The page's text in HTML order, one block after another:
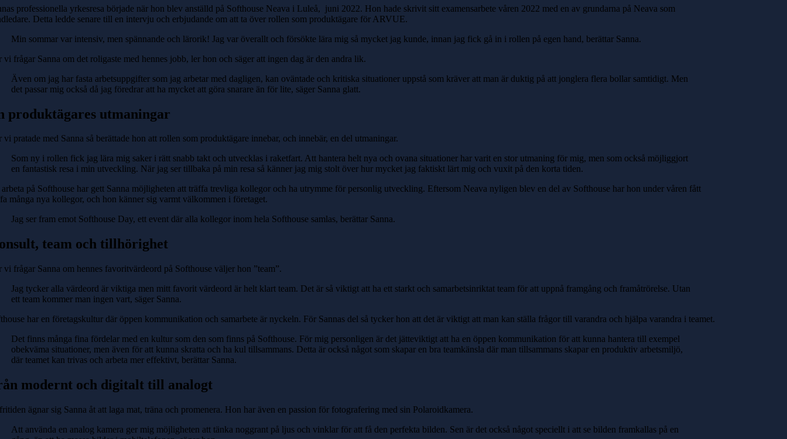
professionella yrkesresa började när hon blev anställd på Softhouse Neava i Luleå, juni 2022. Hon hade skrivit sitt examensarbete våren 2022 med en av grundarna på Neava som
Detta ledde senare till en intervju och erbjudande om att ta över rollen som produktägare för ARVUE.
Min sommar var intensiv, men spännande och lärorik! Jag var överallt och försökte lära mig så mycket jag kunde, innan jag fick gå in i rollen på egen hand, berättar Sanna.
vi frågar Sanna om det roligaste med hennes jobb, ler hon och säger att ingen dag är den andra lik.
Även om jag har fasta arbetsuppgifter som jag arbetar med dagligen, kan oväntade och kritiska situationer uppstå som kräver att man är duktig på att jonglera flera bollar samtidigt. Men
det passar mig också då jag föredrar att ha mycket att göra snarare än för lite, säger Sanna glatt.
produktägares utmaningar
vi pratade med Sanna så berättade hon att rollen som produktägare innebar, och innebär, en del utmaningar.
Som ny i rollen fick jag lära mig saker i rätt snabb takt och utvecklas i raketfart. Att hantera helt nya och ovana situationer har varit en stor utmaning för mig, men som också möjliggjort
en fantastisk resa i min utveckling. När jag ser tillbaka på min resa så känner jag mig stolt över hur mycket jag faktiskt lärt mig och vuxit på den korta tiden.
på Softhouse har gett Sanna möjligheten att träffa trevliga kollegor och ha utrymme för personlig utveckling. Eftersom Neava nyligen blev en del av Softhouse har hon under våren fått
många nya kollegor, och hon känner sig varmt välkommen i företaget.
Jag ser fram emot Softhouse Day, ett event där alla kollegor inom hela Softhouse samlas, berättar Sanna.
team och tillhörighet
vi frågar Sanna om hennes favoritvärdeord på Softhouse väljer hon ”team”.
Jag tycker alla värdeord är viktiga men mitt favorit värdeord är helt klart team. Det är så viktigt att ha ett starkt och samarbetsinriktat team för att uppnå framgång och framåtrörelse. Utan
ett team kommer man ingen vart, säger Sanna.
har en företagskultur där öppen kommunikation och samarbete är nyckeln. För Sannas del så tycker hon att det är viktigt att man kan ställa frågor till varandra och hjälpa varandra i teamet.
Det finns många fina fördelar med en kultur som den som finns på Softhouse. För mig personligen är det jätteviktigt att ha en öppen kommunikation för att kunna hantera till exempel
obekväma situationer, men även för att kunna skratta och ha kul tillsammans. Detta är också något som skapar en bra teamkänsla där man tillsammans skapar en produktiv arbetsmiljö,
där teamet kan trivas och arbeta mer effektivt, berättar Sanna.
modernt och digitalt till analogt
ägnar sig Sanna åt att laga mat, träna och promenera. Hon har även en passion för fotografering med sin Polaroidkamera.
Att använda en analog kamera ger mig möjligheten att tänka noggrant på ljus och vinklar för att få den perfekta bilden. Sen är det också något speciellt i att se bilden framkallas på en